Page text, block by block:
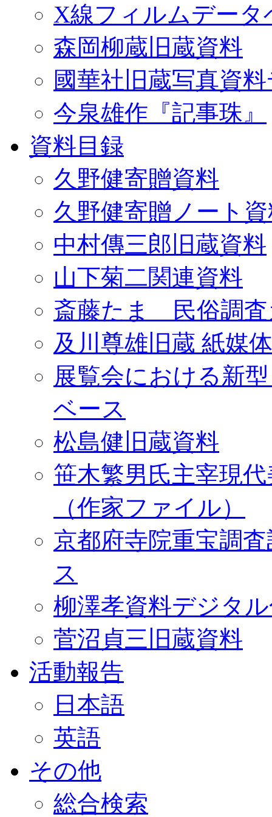
X線フィルムデータ
森岡柳蔵旧蔵資料
國華社旧蔵写真資
今泉雄作『記事珠』
資料目録
久野健寄贈資料
久野健寄贈ノート
中村傳三郎旧蔵資料
山下菊二関連資料
斎藤たま 民俗調査
及川尊雄旧蔵 紙媒
展覧会における新
ベース
松島健旧蔵資料
笹木繁男氏主宰現
（作家ファイル）
京都府寺院重宝調
ス
柳澤孝資料デジタ
菅沼貞三旧蔵資料
活動報告
日本語
英語
その他
総合検索